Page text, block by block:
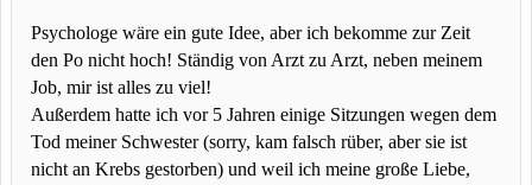
Psychologe wäre ein gute Idee, aber ich bekomme zur Zeit
den Po nicht hoch! Ständig von Arzt zu Arzt, neben meinem
Job, mir ist alles zu viel!
Außerdem hatte ich vor 5 Jahren einige Sitzungen wegen dem
Tod meiner Schwester (sorry, kam falsch rüber, aber sie ist
nicht an Krebs gestorben) und weil ich meine große Liebe,